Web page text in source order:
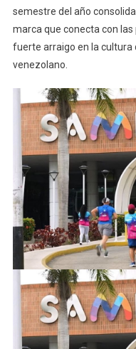
semestre del año
marca que conecta con
fuerte arraigo en la cultura
venezolano.